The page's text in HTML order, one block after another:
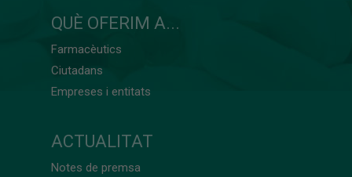
QUÈ OFERIM A...
Farmacèutics
Ciutadans
Empreses i entitats
ACTUALITAT
Notes de premsa